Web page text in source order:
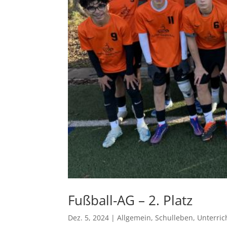
Fußball-AG – 2. Platz
Dez. 5, 2024 |Allgemein,Schulleben,